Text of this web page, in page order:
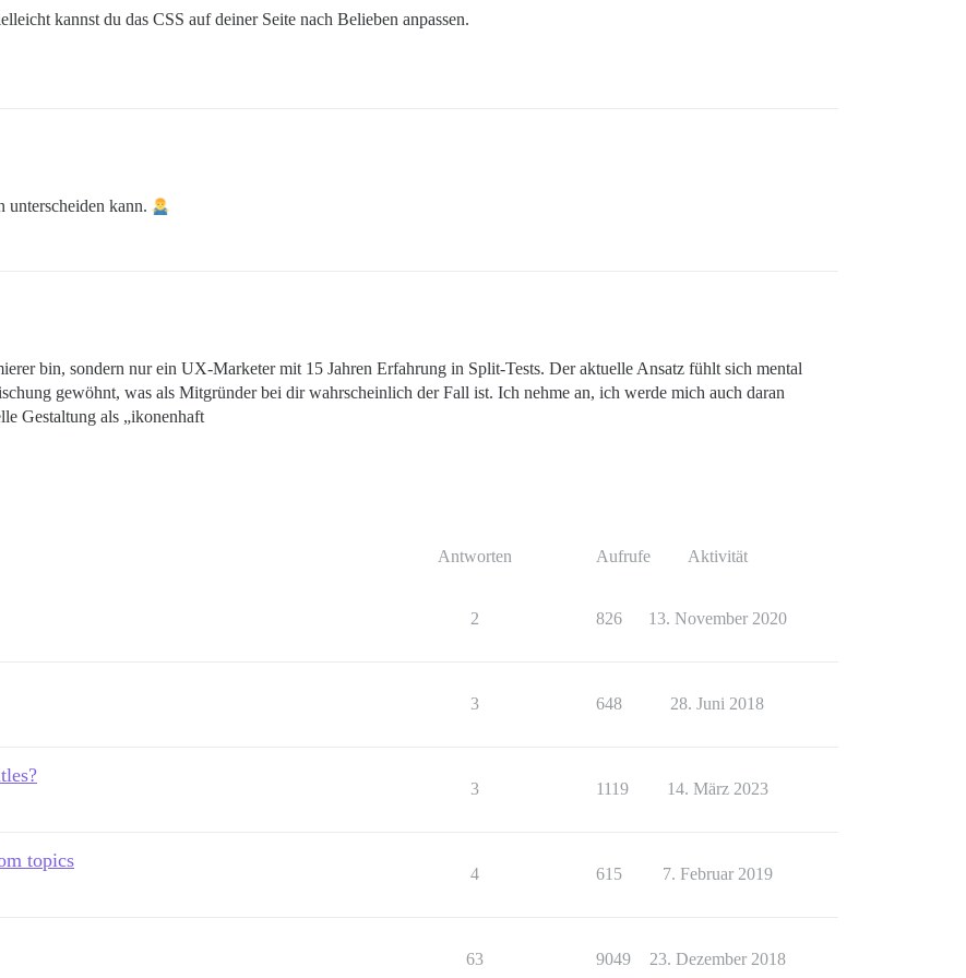
kannst du das CSS auf deiner Seite nach Belieben anpassen.
unterscheiden kann.
bin, sondern nur ein UX-Marketer mit 15 Jahren Erfahrung in Split-Tests. Der aktuelle Ansatz fühlt sich mental
gewöhnt, was als Mitgründer bei dir wahrscheinlich der Fall ist. Ich nehme an, ich werde mich auch daran
Gestaltung als „ikonenhaft
Antworten Aufrufe Aktivität
2 826 13. November 2020
3 648 28. Juni 2018
3 1119 14. März 2023
topics
4 615 7. Februar 2019
63 9049 23. Dezember 2018